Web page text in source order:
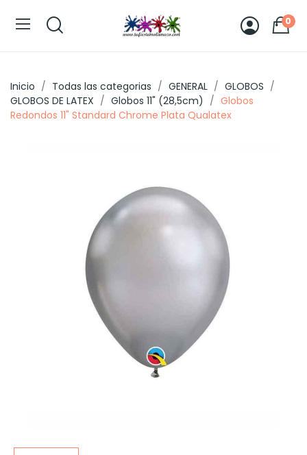
0
Inicio Todas las categorias GENERAL
GLOBOS
GLOBOS DE LATEX
Globos 11" (28,5cm)
Globos
Redondos 11" Standard Chrome Plata Qualatex